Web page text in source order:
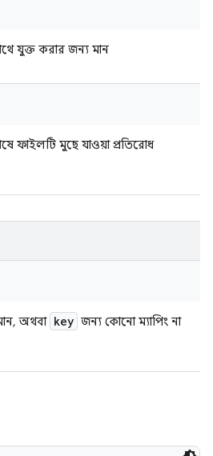
যুক্ত করার জন্য মান
ফাইলটি মুছে যাওয়া প্রতিরোধ
অথবা key জন্য কোনো ম্যাপিং না